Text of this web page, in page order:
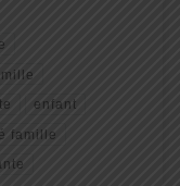
enfant
famille